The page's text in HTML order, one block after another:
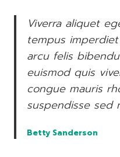
Viverra aliquet
tempus
arcu felis
euismod quis
congue mauris
suspendisse sed
Betty Sanderson